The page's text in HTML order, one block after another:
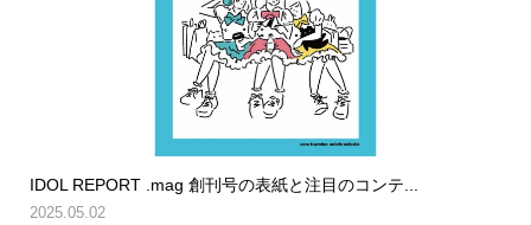
IDOL REPORT .mag 創刊号の表紙と注目のコンテ...
2025.05.02